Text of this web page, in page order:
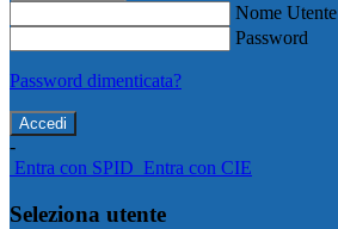
Nome Utente
Password
Password dimenticata?
-
Entra con SPID Entra con CIE
Seleziona utente